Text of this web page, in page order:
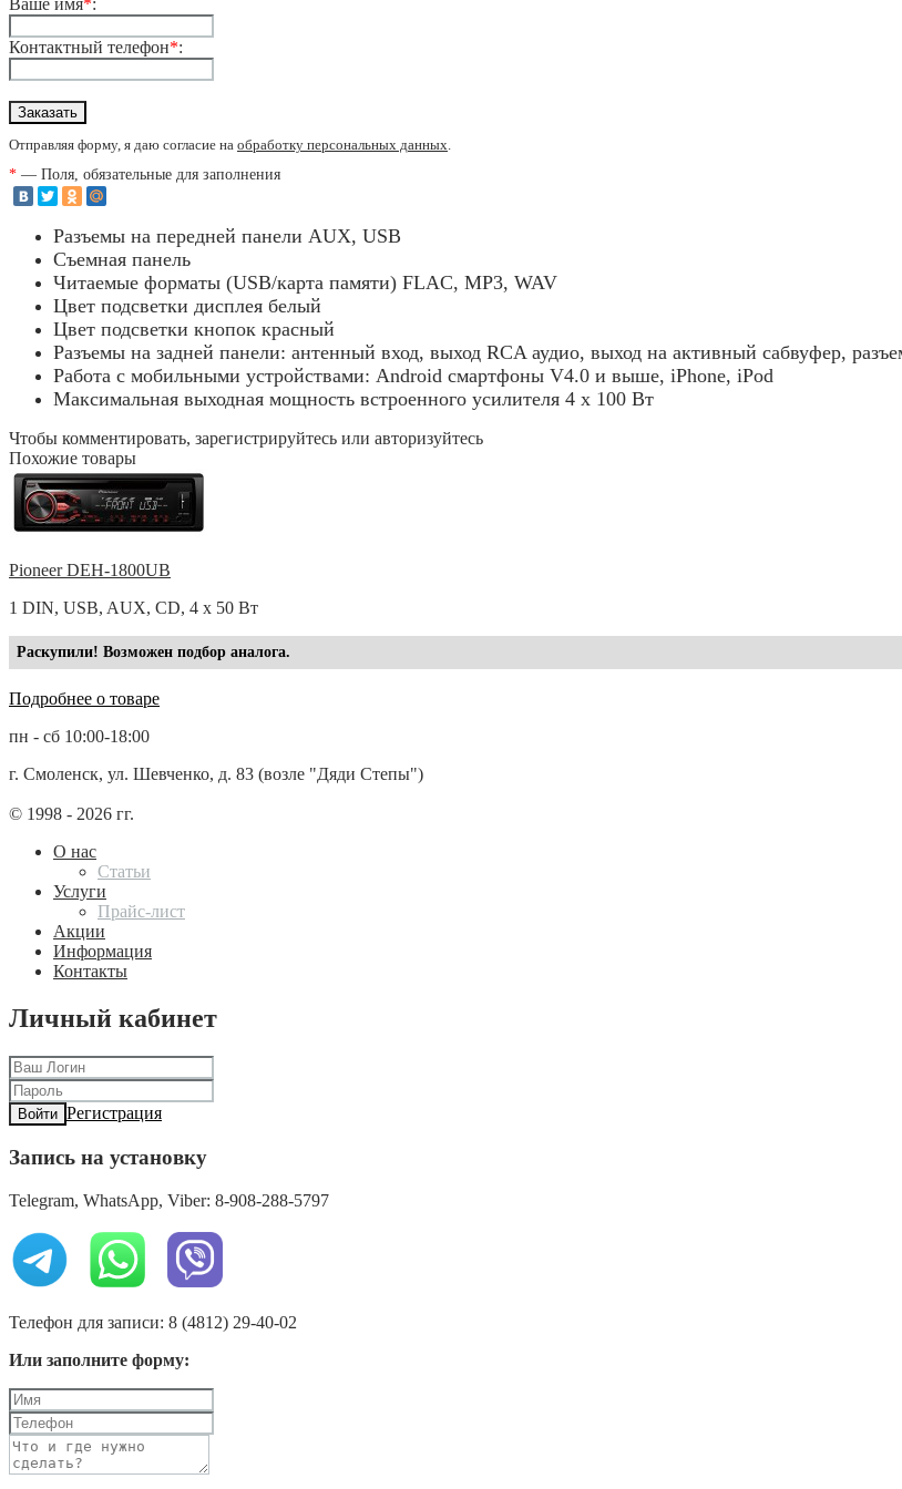
Контактный телефон*:
Отправляя форму, я даю согласие на обработку персональных данных.
* — Поля, обязательные для заполнения
Разъемы на передней панели AUX, USB
Съемная панель
Читаемые форматы (USB/карта памяти) FLAC, MP3, WAV
Цвет подсветки дисплея белый
Цвет подсветки кнопок красный
Разъемы на задней панели: антенный вход, выход RCA аудио, выход на активный сабвуфер,
Работа с мобильными устройствами: Android смартфоны V4.0 и выше, iPhone, iPod
Максимальная выходная мощность встроенного усилителя 4 х 100 Вт
Чтобы комментировать, зарегистрируйтесь или авторизуйтесь
Похожие товары
Pioneer DEH-1800UB
1 DIN, USB, AUX, CD, 4 x 50 Вт
Раскупили! Возможен подбор аналога.
Подробнее о товаре
пн - сб 10:00-18:00
г. Смоленск, ул. Шевченко, д. 83 (возле "Дяди Степы")
© 1998 - 2026 гг.
О нас
Статьи
Услуги
Прайс-лист
Акции
Информация
Контакты
Личный кабинет
Войти Регистрация
Запись на установку
Telegram, WhatsApp, Viber: 8-908-288-5797
Телефон для записи: 8 (4812) 29-40-02
Или заполните форму: